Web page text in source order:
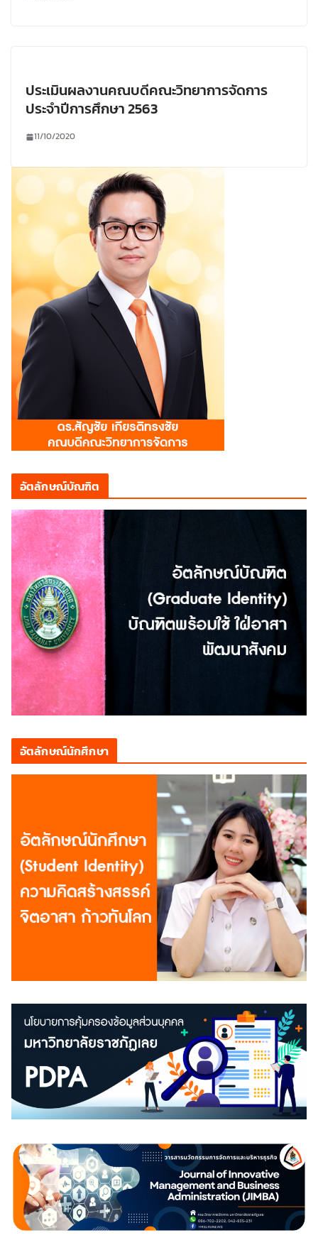
ประเมินผลงานคณบดีคณะวิทยาการจัดการ
ประจำปีการศึกษา 2563
11/10/2020
อัตลักษณ์บัณฑิต
อัตลักษณ์นักศึกษา